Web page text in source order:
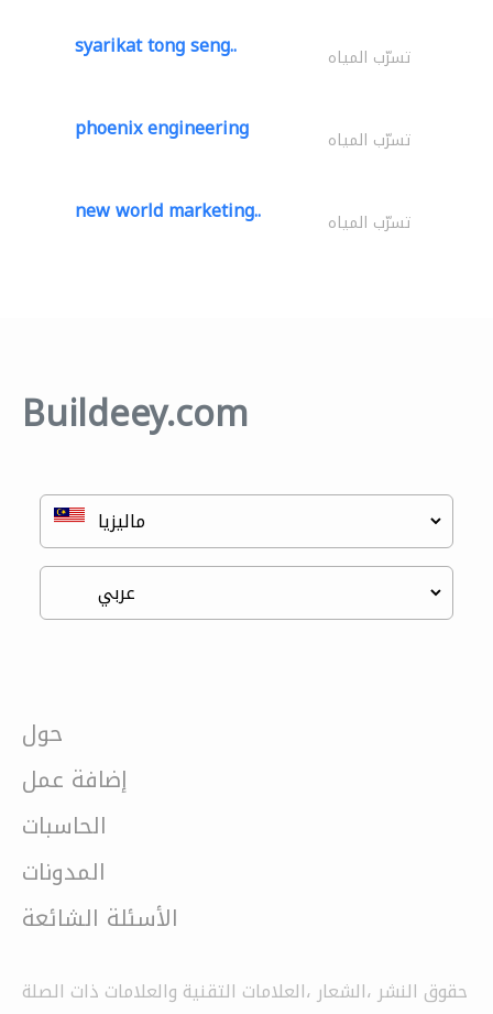
syarikat tong seng.. تسرّب المياه
phoenix engineering تسرّب المياه
new world marketing.. تسرّب المياه
Buildeey.com
حول
إضافة عمل
الحاسبات
المدونات
الأسئلة الشائعة
حقوق النشر ،الشعار ،العلامات التقنية والعلامات ذات الصلة